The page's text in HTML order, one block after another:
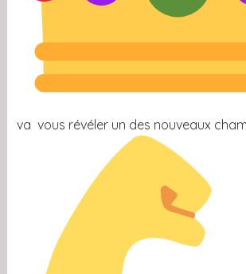
va vous révéler un des nouveaux